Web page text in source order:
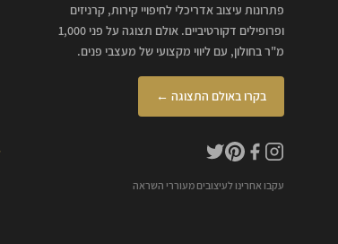
פתרונות עיצוב אדריכלי לחיפויי קירות, קרניזים
ופרופילים דקורטיביים. אולם תצוגה על פני 1,000
מ"ר בחולון, עם ליווי מקצועי של מעצבי פנים.
בקרו באולם התצוגה ←
עקבו אחרינו לעיצובים מעוררי השראה